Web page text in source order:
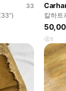
33
칼하트
1